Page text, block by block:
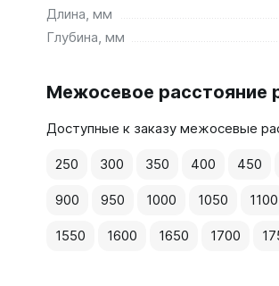
Длина, мм
Глубина, мм
Межосевое расстояние
Доступные к заказу межосевые
250 300 350 400 450
900 950 1000 1050 1100
1550 1600 1650 1700